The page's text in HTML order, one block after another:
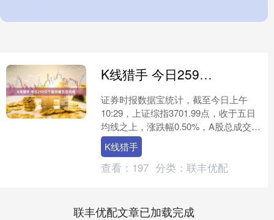
K线猎手 今日259只个股突破五日均线
证券时报数据宝统计，截至今日上午
10:29，上证综指3701.99点，收于五日
均线之上，涨跌幅0.50%，A股总成交额
为10347.99亿元。到目前为止，今日
有....
K线猎手
查看： 197 分类： 联丰优配
联丰优配文章已加载完成